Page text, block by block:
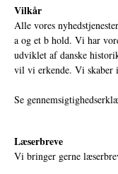
Vilkår
Alle vores
a og et b hold. Vi har
udviklet af danske
vil vi erkende. Vi skaber
Se
Læserbreve
Vi bringer gerne